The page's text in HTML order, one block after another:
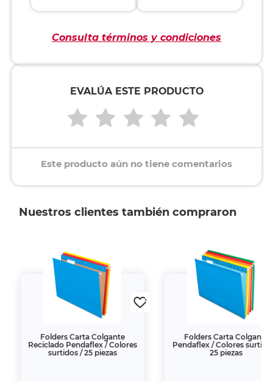
Consulta términos y condiciones
EVALÚA ESTE PRODUCTO
Este producto aún no tiene comentarios
Nuestros clientes también compraron
Folders Carta Colgante
Reciclado Pendaflex / Colores
surtidos / 25 piezas
Folders Carta Colgante
Pendaflex / Colores
25 piezas